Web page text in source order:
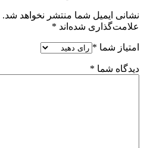
نشانی ایمیل شما منتشر نخواهد شد.
علامت‌گذاری شده‌اند *
امتیاز شما *
دیدگاه شما *